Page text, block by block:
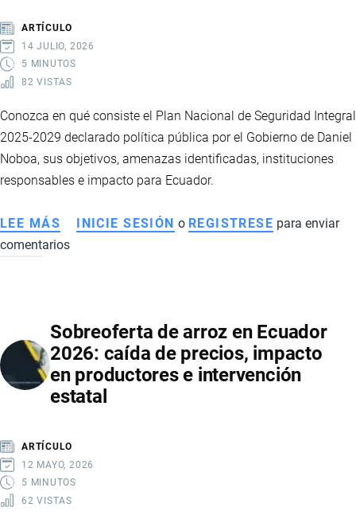
ARTÍCULO
14 JULIO, 2026
5 MINUTOS
82 VISTAS
Conozca en qué consiste el Plan Nacional de Seguridad Integral
2025-2029 declarado política pública por el Gobierno de Daniel
Noboa, sus objetivos, amenazas identificadas, instituciones
responsables e impacto para Ecuador.
LEE MÁS SOBRE
PLAN
INTEGRAL
2025-
2029:
LA
DE
RUTA
DEL
INICIE SESIÓN o REGISTRESE para enviar
comentarios
Sobreoferta de arroz en Ecuador
2026: caída de precios, impacto
en productores e intervención
estatal
ARTÍCULO
12 MAYO, 2026
5 MINUTOS
62 VISTAS